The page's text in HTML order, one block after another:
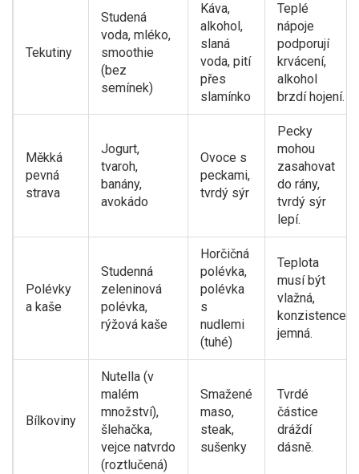
Tekutiny
Studená
voda, mléko,
smoothie
(bez
semínek)
Káva,
alkohol,
slaná
voda, pití
přes
slamínko
Teplé
nápoje
podporují
krvácení,
alkohol
brzdí hojení.
Měkká
pevná
strava
Jogurt,
tvaroh,
banány,
avokádo
Ovoce s
peckami,
tvrdý sýr
Pecky
mohou
zasahovat
do rány,
tvrdý sýr
lepí.
Polévky
a kaše
Studenná
zeleninová
polévka,
rýžová kaše
Horčičná
polévka,
polévka
s
nudlemi
(tuhé)
Teplota
musí být
vlažná,
konzistence
jemná.
Bílkoviny
Nutella (v
malém
množství),
šlehačka,
vejce natvrdo
(roztlučená)
Smažené
maso,
steak,
sušenky
Tvrdé
částice
dráždí
dásně.